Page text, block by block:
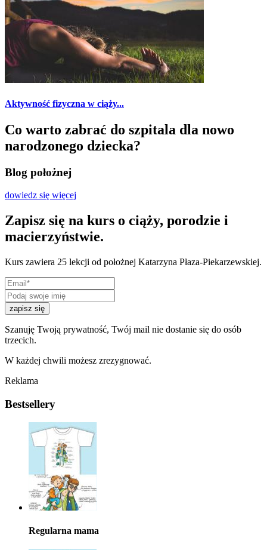
Aktywność fizyczna w ciąży...
Co warto zabrać do szpitala dla nowo
narodzonego dziecka?
Blog położnej
dowiedz się więcej
Zapisz się na kurs o ciąży, porodzie i
macierzyństwie.
Kurs zawiera 25 lekcji od położnej Katarzyna Płaza-Piekarzewskiej.
zapisz się
Szanuję Twoją prywatność, Twój mail nie dostanie się do osób
trzecich.
W każdej chwili możesz zrezygnować.
Reklama
Bestsellery
Regularna mama